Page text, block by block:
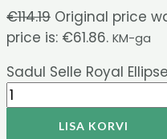
€114.19 Original price
price is: €61.86. KM-ga
Sadul Selle Royal
LISA KORVI